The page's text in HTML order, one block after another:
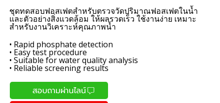
ชุดทดสอบฟอสเฟตสำหรับตรวจวัดปริมาณฟอสเฟตในน้ำ
และตัวอย่างสิ่งแวดล้อม ให้ผลรวดเร็ว ใช้งานง่าย เหมาะ
สำหรับงานวิเคราะห์คุณภาพน้ำ
• Rapid phosphate detection
• Easy test procedure
• Suitable for water quality analysis
• Reliable screening results
สอบถามผ่านไลน์